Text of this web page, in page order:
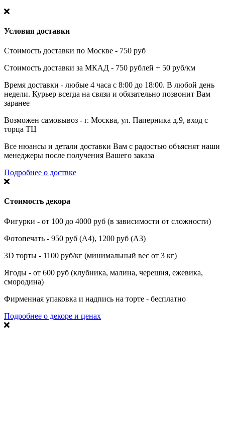
Условия доставки
Стоимость доставки по Москве - 750 руб
Стоимость доставки за МКАД - 750 рублей + 50 руб/км
Время доставки - любые 4 часа с 8:00 до 18:00. В любой день
недели. Курьер всегда на связи и обязательно позвонит Вам
заранее
Возможен самовывоз - г. Москва, ул. Паперника д.9, вход с
торца ТЦ
Все нюансы и детали доставки Вам с радостью объяснят наши
менеджеры после получения Вашего заказа
Подробнее о доствке
Стоимость декора
Фигурки - от 100 до 4000 руб (в зависимости от сложности)
Фотопечать - 950 руб (А4), 1200 руб (А3)
3D торты - 1100 руб/кг (минимальный вес от 3 кг)
Ягоды - от 600 руб (клубника, малина, черешня, ежевика,
смородина)
Фирменная упаковка и надпись на торте - бесплатно
Подробнее о декоре и ценах